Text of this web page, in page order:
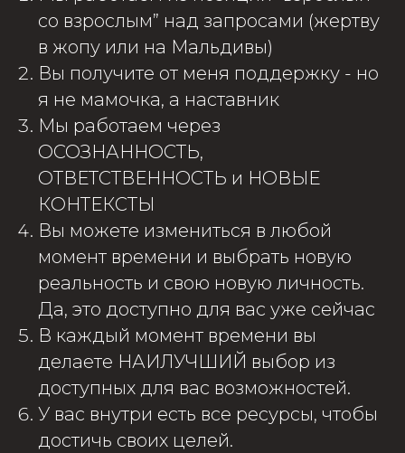
со взрослым” над запросами (жертву
в жопу или на Мальдивы)
Вы получите от меня поддержку - но
я не мамочка, а наставник
Мы работаем через
ОСОЗНАННОСТЬ,
ОТВЕТСТВЕННОСТЬ и НОВЫЕ
КОНТЕКСТЫ
Вы можете измениться в любой
момент времени и выбрать новую
реальность и свою новую личность.
Да, это доступно для вас уже сейчас
В каждый момент времени вы
делаете НАИЛУЧШИЙ выбор из
доступных для вас возможностей.
У вас внутри есть все ресурсы, чтобы
достичь своих целей.